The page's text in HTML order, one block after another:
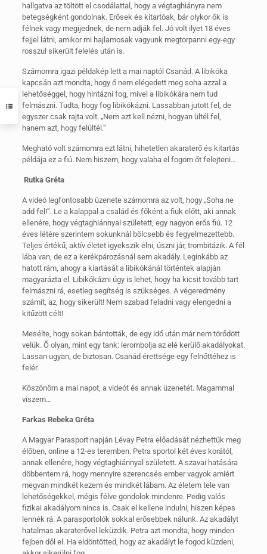
hallgatva az töltött el csodálattal, hogy a végtaghiányra nem
betegségként gondolnak. Erősek és kitartóak, bár olykor ők is
félnek vagy megijednek, de nem adják fel. Jó volt ilyet 18 éves
fejjel látni, amikor mi hajlamosak vagyunk megtorpanni egy-egy
rosszul sikerült felelés után is.
Számomra igazi példakép lett a mai naptól Csanád. A libikóka
kapcsán azt mondta, hogy ő nem elégedett meg soha azzal a
lehetőséggel, hogy hintázni fog, mivel a libikókára nem tud
felmászni. Tudta, hogy fog libikókázni. Lassabban jutott fel, de
egyszer csak rajta volt. „Nem azt kell nézni, hogyan ültél fel,
hanem azt, hogy felültél.”
Megható volt számomra ezt látni, hihetetlen akaraterő és kitartás
példája ez a fiú. Nem hiszem, hogy valaha el fogom őt felejteni…
Rutka Gréta
A videó legfontosabb üzenete számomra az volt, hogy „Soha ne
add fel!”. Le a kalappal a család és főként a fiuk előtt, aki annak
ellenére, hogy végtaghiánnyal született, egy nagyon erős fiú. 12
éves létére szerintem sokunknál bölcsebb és fegyelmezettebb.
Teljes értékű, aktív életet igyekszik élni, úszni jár, trombitázik. A fél
lába van, de ez a kerékpározásnál sem akadály. Leginkább az
hatott rám, ahogy a kiartását a libikókánál történtek alapján
magyarázta el. Libikókázni úgy is lehet, hogy ha kicsit tovább tart
felmászni rá, esetleg segítség is szükséges. A végeredmény
számít, az, hogy sikerült! Nem szabad feladni vagy elengedni a
kitűzött célt!
Mesélte, hogy sokan bántották, de egy idő után már nem törődött
velük. Ő olyan, mint egy tank: lerombolja az elé kerülő akadályokat.
Lassan ugyan, de biztosan. Csanád érettsége egy felnőttéhez is
felér.
Köszönöm a mai napot, a videót és annak üzenetét. Magammal
viszem…
Farkas Rebeka Gréta
A Magyar Parasport napján Lévay Petra előadását nézhettük meg
élőben, online a 12-es teremben. Petra sportol két éves korától,
annak ellenére, hogy végtaghiánnyal született. A szavai hatására
döbbentem rá, hogy mennyire szerencsés ember vagyok amiért
megvan mindkét kezem és mindkét lábam. Az életem tele van
lehetőségekkel, mégis félve gondolok mindenre. Pedig valós
fizikai akadályom nincs is. Csak el kellene indulni, hiszen képes
lennék rá. A parasportolók sokkal erősebbek nálunk. Az akadályt
hatalmas akaraterővel leküzdik. Petra azt mondta, hogy minden
fejben dől el. Ha eldöntötted, hogy az akadályt le fogod küzdeni,